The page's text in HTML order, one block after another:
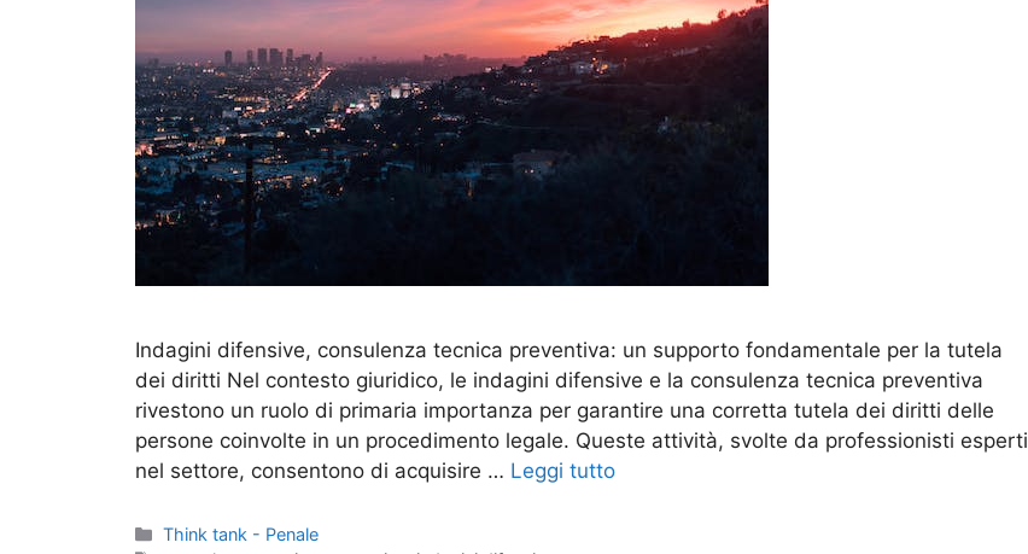
Indagini difensive, consulenza tecnica preventiva: un supporto fondamentale per la tutela
dei diritti Nel contesto giuridico, le indagini difensive e la consulenza tecnica preventiva
rivestono un ruolo di primaria importanza per garantire una corretta tutela dei diritti delle
persone coinvolte in un procedimento legale. Queste attività, svolte da professionisti esperti
nel settore, consentono di acquisire … Leggi tutto
Categorie
Think tank - Penale